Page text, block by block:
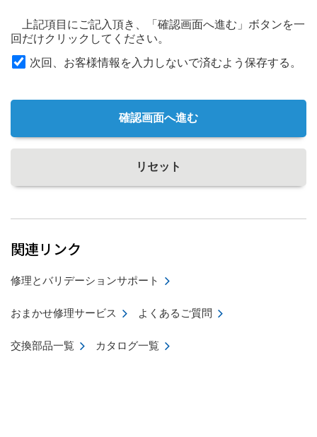
上記項目にご記入頂き、「確認画面へ進む」ボタンを一
回だけクリックしてください。
次回、お客様情報を入力しないで済むよう保存する。
確認画面へ進む
リセット
関連リンク
修理とバリデーションサポート
おまかせ修理サービス よくあるご質問
交換部品一覧 カタログ一覧